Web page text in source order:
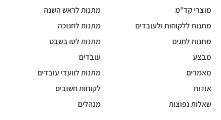
מוצרי קד"מ
מתנות ללקוחות ולעובדים
מתנות לחגים
מבצע
מאמרים
אודות
שאלות נפוצות
מתנות לראש השנה
מתנות לחנוכה
מתנות לטו בשבט
עובדים
מתנות לוועדי עובדים
לקוחות חשובים
מנהלים